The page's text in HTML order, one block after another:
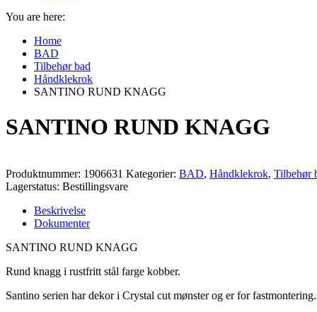
You are here:
Home
BAD
Tilbehør bad
Håndklekrok
SANTINO RUND KNAGG
SANTINO RUND KNAGG
Produktnummer: 1906631 Kategorier: BAD, Håndklekrok, Tilbehør
Lagerstatus: Bestillingsvare
Beskrivelse
Dokumenter
SANTINO RUND KNAGG
Rund knagg i rustfritt stål farge kobber.
Santino serien har dekor i Crystal cut mønster og er for fastmontering.